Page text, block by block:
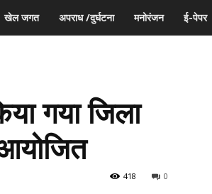
खेल जगत अपराध /दुर्घटना मनोरंजन ई-पेपर
गया जिला
0
418